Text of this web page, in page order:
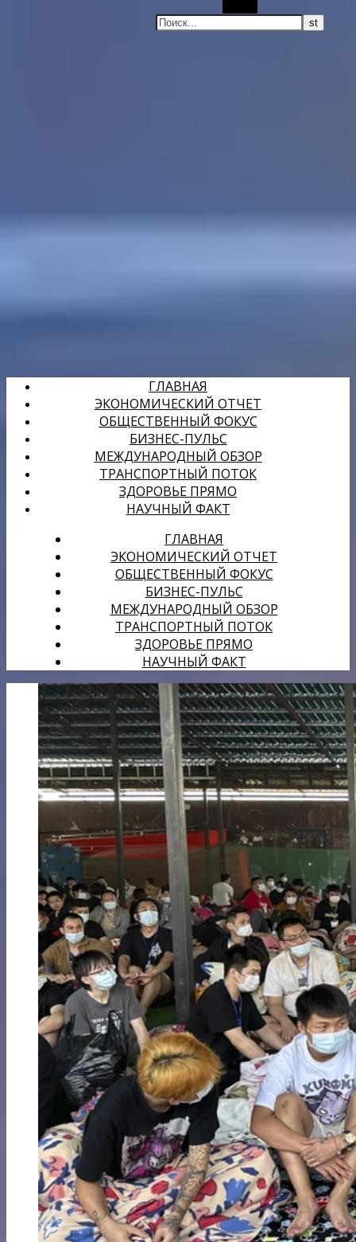
ГЛАВНАЯ
ЭКОНОМИЧЕСКИЙ ОТЧЕТ
ОБЩЕСТВЕННЫЙ ФОКУС
БИЗНЕС-ПУЛЬС
МЕЖДУНАРОДНЫЙ ОБЗОР
ТРАНСПОРТНЫЙ ПОТОК
ЗДОРОВЬЕ ПРЯМО
НАУЧНЫЙ ФАКТ
ГЛАВНАЯ
ЭКОНОМИЧЕСКИЙ ОТЧЕТ
ОБЩЕСТВЕННЫЙ ФОКУС
БИЗНЕС-ПУЛЬС
МЕЖДУНАРОДНЫЙ ОБЗОР
ТРАНСПОРТНЫЙ ПОТОК
ЗДОРОВЬЕ ПРЯМО
НАУЧНЫЙ ФАКТ